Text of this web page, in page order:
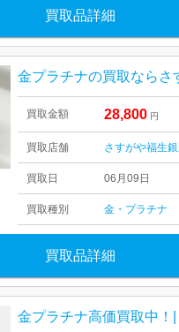
買取品詳細
買取金額 28,800 円
買取店舗 さすがや福生
買取日 06月09日
買取種別 金・プラチナ
買取品詳細